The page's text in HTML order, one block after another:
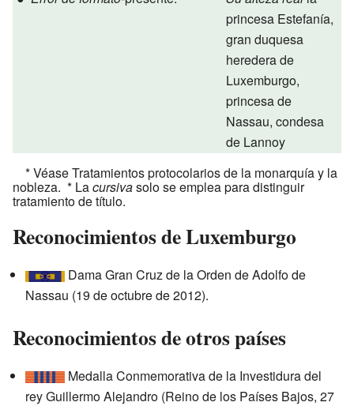
princesa Estefanía,
gran duquesa
heredera de
Luxemburgo,
princesa de
Nassau, condesa
de Lannoy
* Véase Tratamientos protocolarios de la monarquía y la
nobleza. * Lacursivasolo se emplea para distinguir
tratamiento de título.
Reconocimientos de Luxemburgo
Dama Gran Cruz de la Orden de Adolfo de
Nassau (19 de octubre de 2012).
Reconocimientos de otros países
Medalla Conmemorativa de la Investidura del
rey Guillermo Alejandro (Reino de los Países Bajos, 27